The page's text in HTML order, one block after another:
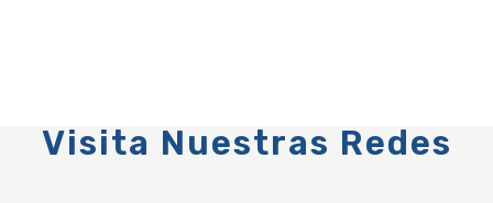
Visita Nuestras Redes